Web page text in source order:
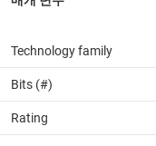
Technology family
Bits (#)
Rating